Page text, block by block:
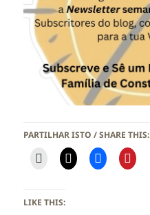
PARTILHAR ISTO / SHARE THIS:
LIKE THIS: